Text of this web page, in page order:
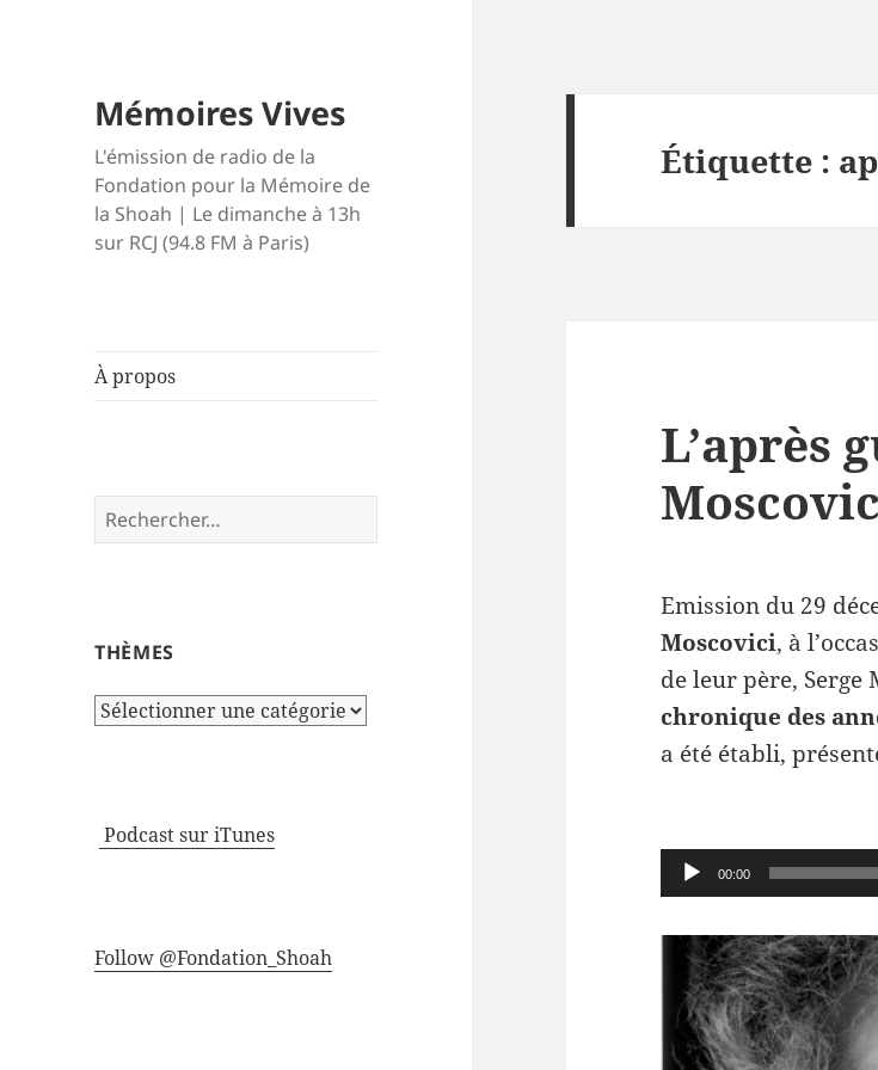
Mémoires Vives
L'émission de radio de la
Fondation pour la Mémoire de
la Shoah | Le dimanche à 13h
sur RCJ (94.8 FM à Paris)
À propos
Rechercher :
THÈMES
Thèmes
Podcast sur iTunes
Follow @Fondation_Shoah
Étiquette :
L’après
Emission du 29
Moscovici, à
de leur père,
chronique des
a été établi,
Lecteur
audio
00:00